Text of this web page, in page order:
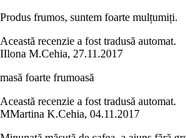
Produs frumos, suntem foarte mulțumiți.
Această recenzie a fost tradusă automat.
IIlona M.Cehia, 27.11.2017
masă foarte frumoasă
Această recenzie a fost tradusă automat.
MMartina K.Cehia, 04.11.2017